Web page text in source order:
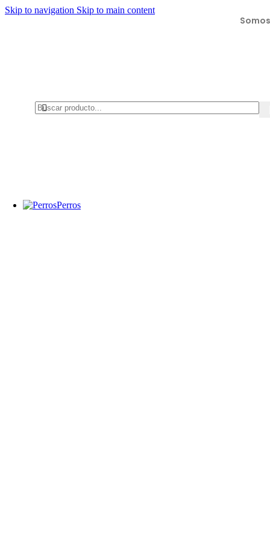
Skip to navigation Skip to main content
Perros